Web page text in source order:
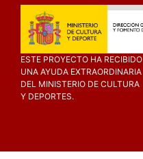
ESTE PROYECTO HA RECIBIDO
UNA AYUDA EXTRAORDINARIA
DEL MINISTERIO DE CULTURA
Y DEPORTES.